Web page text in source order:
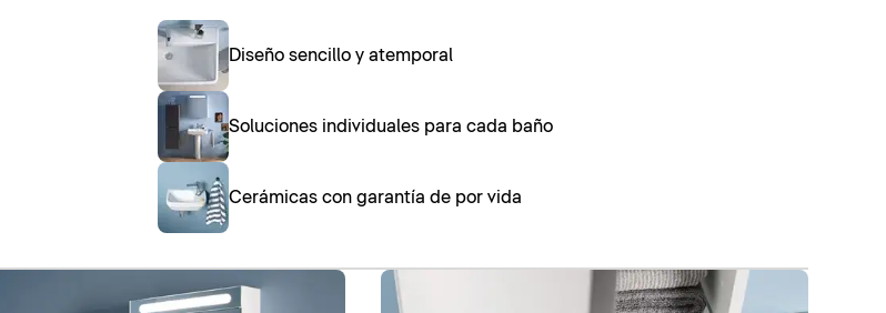
Diseño sencillo y atemporal
Soluciones individuales para cada baño
Cerámicas con garantía de por vida